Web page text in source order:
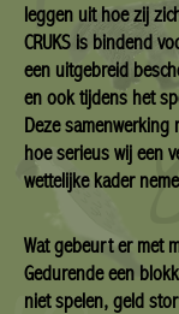
leggen uit hoe zij
CRUKS is bindend
een uitgebreid
en ook tijdens het
Deze samenwerking
hoe serieus wij een
wettelijke kader
Wat gebeurt er met
Gedurende een
niet spelen, geld